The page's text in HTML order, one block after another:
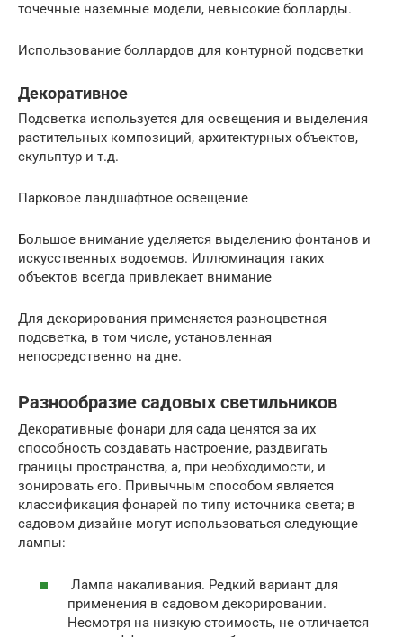
точечные наземные модели, невысокие болларды.
Использование боллардов для контурной подсветки
Декоративное
Подсветка используется для освещения и выделения
растительных композиций, архитектурных объектов,
скульптур и т.д.
Парковое ландшафтное освещение
Большое внимание уделяется выделению фонтанов и
искусственных водоемов. Иллюминация таких
объектов всегда привлекает внимание
Для декорирования применяется разноцветная
подсветка, в том числе, установленная
непосредственно на дне.
Разнообразие садовых светильников
Декоративные фонари для сада ценятся за их
способность создавать настроение, раздвигать
границы пространства, а, при необходимости, и
зонировать его. Привычным способом является
классификация фонарей по типу источника света; в
садовом дизайне могут использоваться следующие
лампы:
Лампа накаливания. Редкий вариант для
применения в садовом декорировании.
Несмотря на низкую стоимость, не отличается